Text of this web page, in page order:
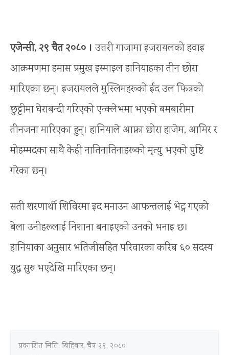
एजेन्सी, २९ चैत २०८० । उत्तरी गाजामा इजरायलको हवाइ
आक्रमणमा हमास प्रमुख इस्माइल हानियाहका तीन छोरा
मारिएका छन्। इजरायलले मुस्लिमहरूको ईद उल फित्रको
छुट्टीमा घेराबन्दी गरिएको एन्क्लेभमा भएको बमबारीमा
तीनजना मारिएका हुन्।​ हानियाले आफ्ना छोरा हाजेम, आमिर र
मोहम्मदका साथै केही नातिनातिनाहरूको मृत्यु भएको पुष्टि
गरेका छन्।
सती शरणार्थी शिविरमा इद मनाउन आफन्तलाई भेट्न गएको
बेला उनीहरूलाई निशाना बनाइएको उनको भनाइ छ। ​
हानियाका अनुसार भतिजीसहित परिवारका करिब ६० सदस्य
युद्ध सुरु भएदेखि मारिएका छन्।
प्रकाशित मिति: बिहिबार, चैत्र २९, २०८०